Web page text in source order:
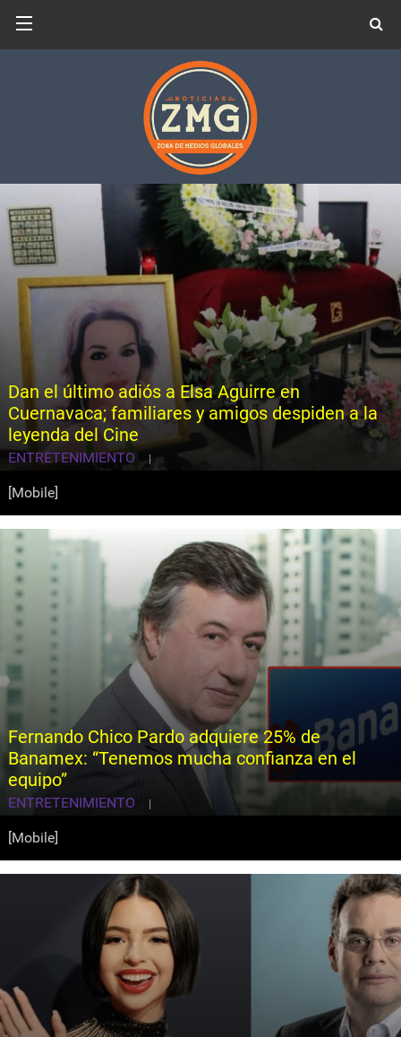
Dan el último adiós a Elsa Aguirre en
Cuernavaca; familiares y amigos despiden a la
leyenda del Cine
ENTRETENIMIENTO |
[Mobile]
Fernando Chico Pardo adquiere 25% de
Banamex: “Tenemos mucha confianza en el
equipo”
ENTRETENIMIENTO |
[Mobile]